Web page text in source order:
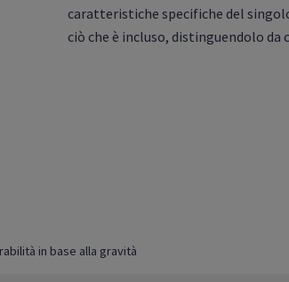
caratteristiche specifiche del
ciò che è incluso, distinguendolo da
in base alla gravità